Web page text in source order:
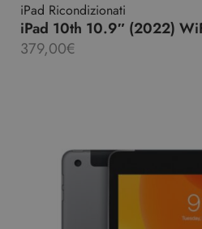
iPad Ricondizionati
iPad 10th 10.9″ (2022)
379,00€